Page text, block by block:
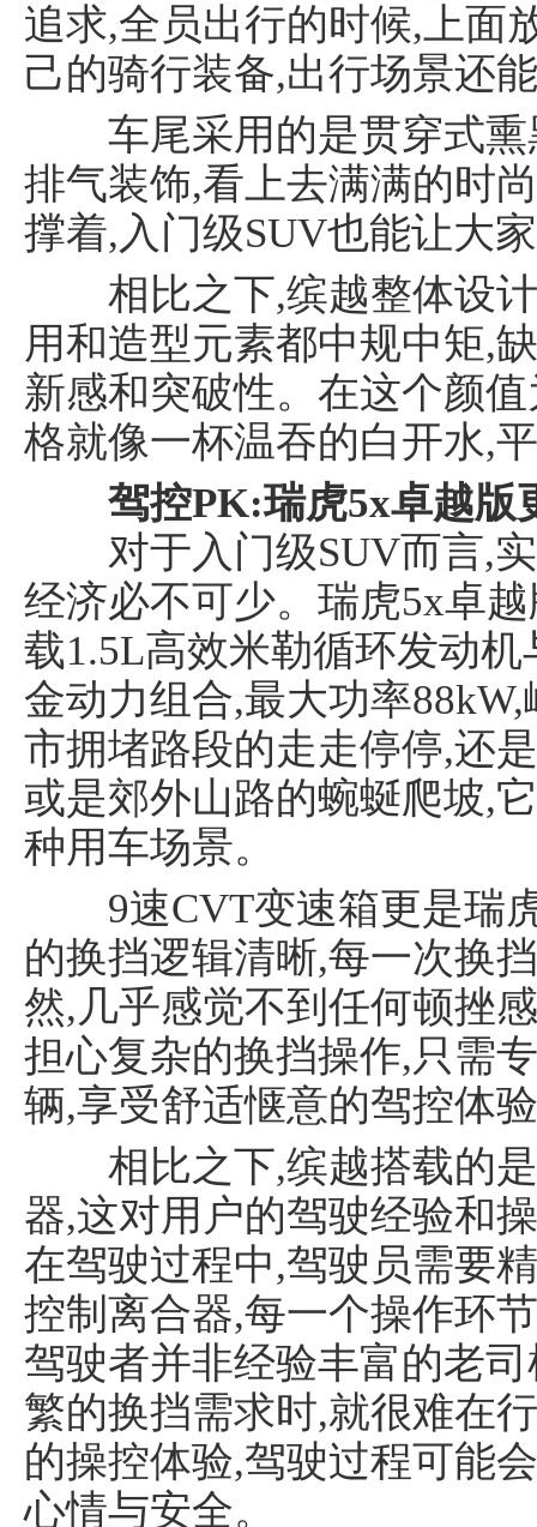
追求,全员出行的时候,上面
己的骑行装备,出行场景还
车尾采用的是贯穿式熏
排气装饰,看上去满满的时
撑着,入门级SUV也能让大
相比之下,缤越整体设计
用和造型元素都中规中矩,
新感和突破性。在这个颜
格就像一杯温吞的白开水,
驾控PK:瑞虎5x卓越版
对于入门级SUV而言,实
经济必不可少。瑞虎5x卓
载1.5L高效米勒循环发动
金动力组合,最大功率
市拥堵路段的走走停停,还
或是郊外山路的蜿蜒爬坡,
种用车场景。
9速CVT变速箱更是瑞
的换挡逻辑清晰,每一次换
然,几乎感觉不到任何顿挫
担心复杂的换挡操作,只需
辆,享受舒适惬意的驾控体
相比之下,缤越搭载的是
器,这对用户的驾驶经验和
在驾驶过程中,驾驶员需要
控制离合器,每一个操作环
驾驶者并非经验丰富的老
繁的换挡需求时,就很难在
的操控体验,驾驶过程可能
心情与安全。